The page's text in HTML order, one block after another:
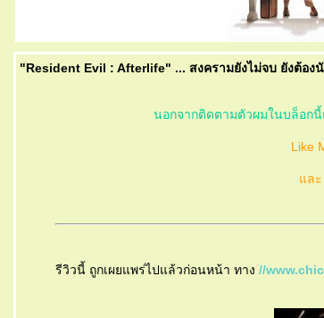
"Resident Evil : Afterlife" ... สงครามยังไม่จบ ยังต้อง
นอกจากติดตามตัวผมในบล็อก
Like
ละ
รีวิวนี้ ถูกเผยแพร่ไปแล้วก่อนหน้า ทาง //